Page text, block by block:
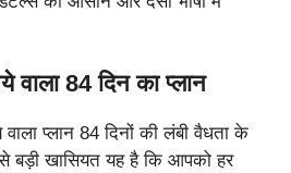
84 दिन का प्लान
प्लान 84 दिनों की लंबी वैधता के
खासियत यह है कि आपको हर